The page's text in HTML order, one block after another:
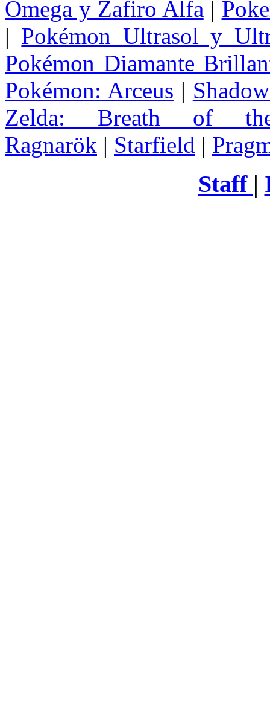
Omega y Zafiro Alfa |
| Pokémon Ultrasol y
Pokémon Diamante
Pokémon: Arceus |
Zelda: Breath of
Ragnarök | Starfield |
Staff |